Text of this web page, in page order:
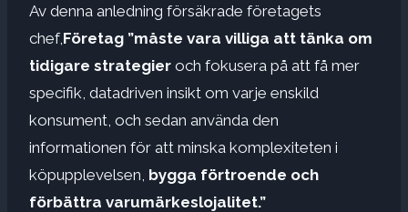
Av denna anledning försäkrade företagets
chef,Företag ”måste vara villiga att tänka om
tidigare strategier och fokusera på att få mer
specifik, datadriven insikt om varje enskild
konsument, och sedan använda den
informationen för att minska komplexiteten i
köpupplevelsen, bygga förtroende och
förbättra varumärkeslojalitet.”